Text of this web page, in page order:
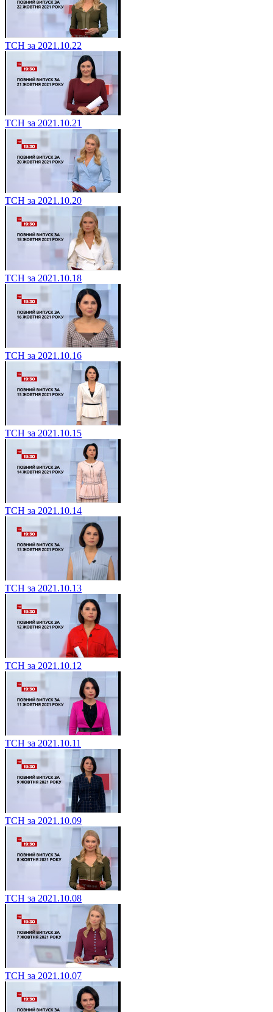
ТСН за 2021.10.22
ТСН за 2021.10.21
ТСН за 2021.10.20
ТСН за 2021.10.18
ТСН за 2021.10.16
ТСН за 2021.10.15
ТСН за 2021.10.14
ТСН за 2021.10.13
ТСН за 2021.10.12
ТСН за 2021.10.11
ТСН за 2021.10.09
ТСН за 2021.10.08
ТСН за 2021.10.07